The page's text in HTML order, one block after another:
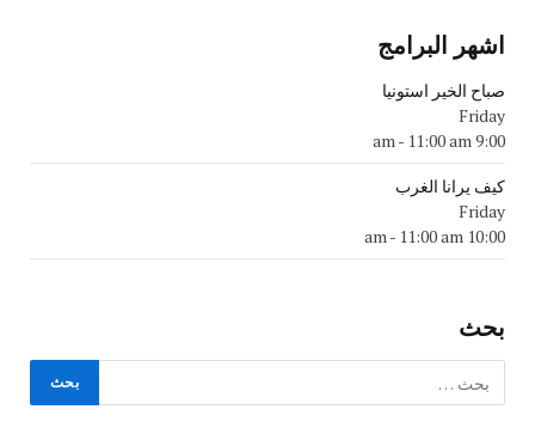
اشهر البرامج
صباح الخير استونيا
Friday
9:00 am
- 11:00 am
كيف يرانا الغرب
Friday
10:00 am
- 11:00 am
بحث